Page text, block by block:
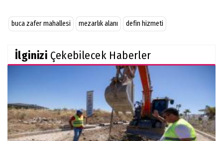
buca zafer mahallesi mezarlık alanı defin hizmeti
İlginizi Çekebilecek Haberler